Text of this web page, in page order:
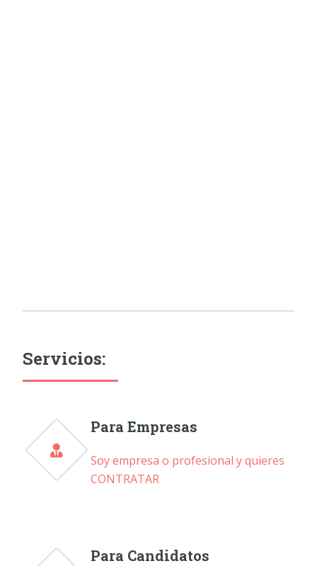
Servicios:
Para Empresas
Soy empresa o profesional y quieres
CONTRATAR
Para Candidatos